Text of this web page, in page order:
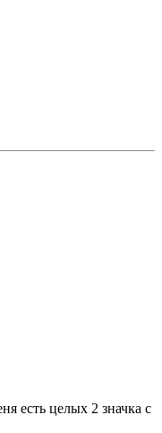
есть целых 2 значка с